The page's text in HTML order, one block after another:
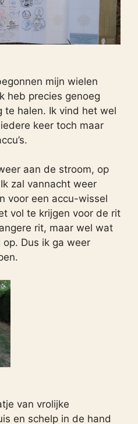
mijn wielen
heb precies genoeg
te halen. Ik vind het wel
keer toch maar
aan de stroom, op
zal vannacht weer
voor een accu-wissel
vol te krijgen voor de rit
rit, maar wel wat
Dus ik ga weer